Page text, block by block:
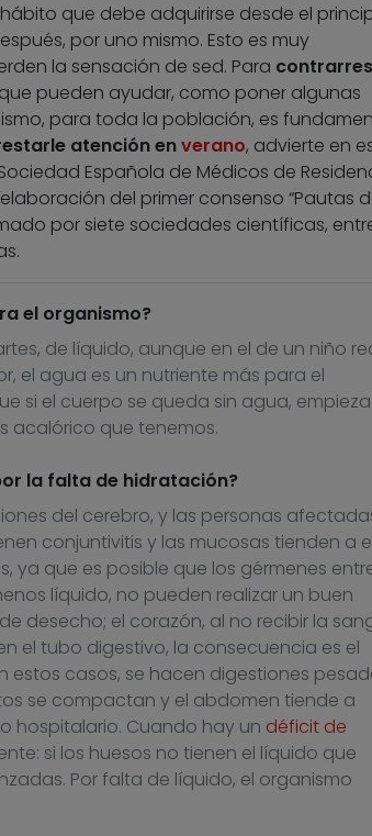
que debe adquirirse desde el
por uno mismo. Esto es muy
la sensación de sed. Para
pueden ayudar, como poner algunas
para toda la población, es
atención enverano, advierte en
Española de Médicos de
del primer consenso “Pautas
por siete sociedades científicas,
el organismo?
de líquido, aunque en el de un niño
el agua es un nutriente más para el
si el cuerpo se queda sin agua,
acalórico que tenemos.
la falta de hidratación?
del cerebro, y las personas
conjuntivitis y las mucosas tienden a
ya que es posible que los gérmenes
líquido, no pueden realizar un buen
desecho; el corazón, al no recibir la
el tubo digestivo, la consecuencia es el
estos casos, se hacen digestiones
se compactan y el abdomen tiende a
hospitalario. Cuando hay un déficit de
si los huesos no tienen el líquido que
Por falta de líquido, el organismo